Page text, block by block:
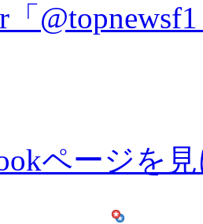
「
ページを